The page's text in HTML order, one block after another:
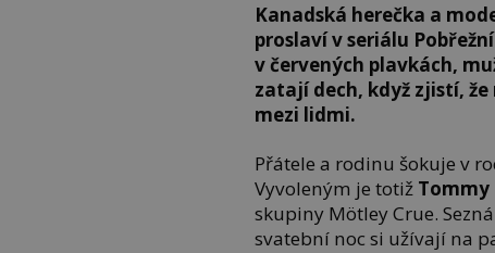
Kanadská herečka a
proslaví v seriálu
v červených plavkách,
zatají dech, když zjistí,
mezi lidmi.
Přátele a rodinu šokuje v
Vyvoleným je totiž Tommy
skupiny Mötley Crue.
svatební noc si užívají na